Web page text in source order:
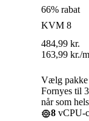
66% rabat
KVM 8
484,99 kr.
163,99 kr./
Vælg pakke
Fornyes til
når som
8 vCPU-